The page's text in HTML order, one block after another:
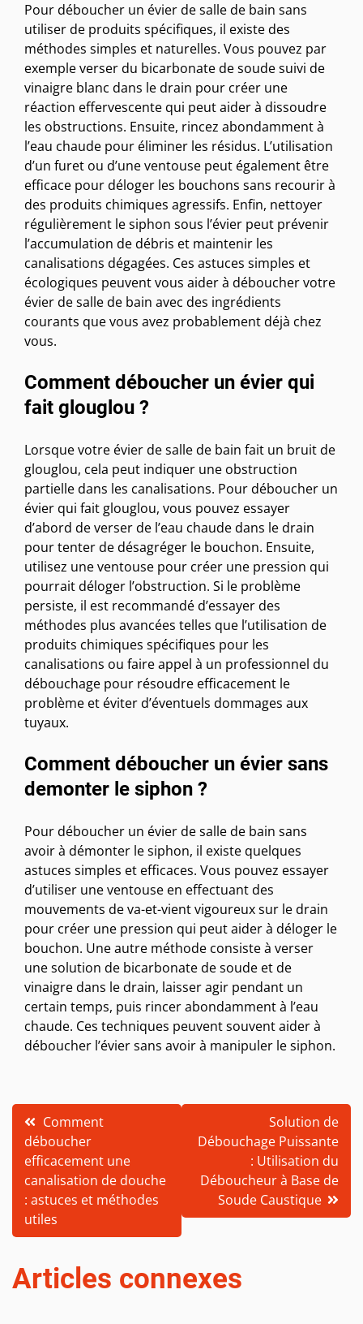
Pour déboucher un évier de salle de bain sans
utiliser de produits spécifiques, il existe des
méthodes simples et naturelles. Vous pouvez par
exemple verser du bicarbonate de soude suivi de
vinaigre blanc dans le drain pour créer une
réaction effervescente qui peut aider à dissoudre
les obstructions. Ensuite, rincez abondamment à
l’eau chaude pour éliminer les résidus. L’utilisation
d’un furet ou d’une ventouse peut également être
efficace pour déloger les bouchons sans recourir à
des produits chimiques agressifs. Enfin, nettoyer
régulièrement le siphon sous l’évier peut prévenir
l’accumulation de débris et maintenir les
canalisations dégagées. Ces astuces simples et
écologiques peuvent vous aider à déboucher votre
évier de salle de bain avec des ingrédients
courants que vous avez probablement déjà chez
vous.
Comment déboucher un évier qui
fait glouglou ?
Lorsque votre évier de salle de bain fait un bruit de
glouglou, cela peut indiquer une obstruction
partielle dans les canalisations. Pour déboucher un
évier qui fait glouglou, vous pouvez essayer
d’abord de verser de l’eau chaude dans le drain
pour tenter de désagréger le bouchon. Ensuite,
utilisez une ventouse pour créer une pression qui
pourrait déloger l’obstruction. Si le problème
persiste, il est recommandé d’essayer des
méthodes plus avancées telles que l’utilisation de
produits chimiques spécifiques pour les
canalisations ou faire appel à un professionnel du
débouchage pour résoudre efficacement le
problème et éviter d’éventuels dommages aux
tuyaux.
Comment déboucher un évier sans
demonter le siphon ?
Pour déboucher un évier de salle de bain sans
avoir à démonter le siphon, il existe quelques
astuces simples et efficaces. Vous pouvez essayer
d’utiliser une ventouse en effectuant des
mouvements de va-et-vient vigoureux sur le drain
pour créer une pression qui peut aider à déloger le
bouchon. Une autre méthode consiste à verser
une solution de bicarbonate de soude et de
vinaigre dans le drain, laisser agir pendant un
certain temps, puis rincer abondamment à l’eau
chaude. Ces techniques peuvent souvent aider à
déboucher l’évier sans avoir à manipuler le siphon.
Navigation
de
l’article
Comment
déboucher
efficacement une
canalisation de douche
: astuces et méthodes
utiles
Solution de
Débouchage Puissante
: Utilisation du
Déboucheur à Base de
Soude Caustique
Articles connexes